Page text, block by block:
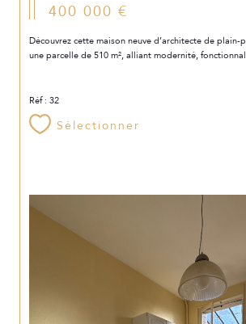
400 000 €
Découvrez cette maison neuve d’architecte de plain-
une parcelle de 510 m², alliant modernité,
Réf : 32
Sélectionner